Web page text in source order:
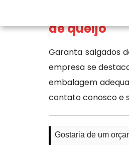
Ké Lanche
de queijo
Garanta salgados
empresa se
embalagem
contato conosco e
Gostaria de um